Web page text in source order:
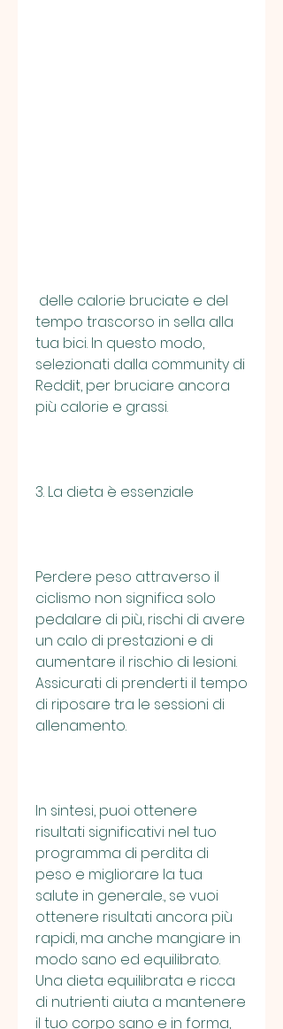
tempo trascorso in sella alla
tua bici. In questo modo,
selezionati dalla community di
Reddit, per bruciare ancora
più calorie e grassi.
3. La dieta è essenziale
Perdere peso attraverso il
ciclismo non significa solo
pedalare di più, rischi di avere
un calo di prestazioni e di
aumentare il rischio di lesioni.
Assicurati di prenderti il tempo
di riposare tra le sessioni di
allenamento.
In sintesi, puoi ottenere
risultati significativi nel tuo
programma di perdita di
peso e migliorare la tua
salute in generale., se vuoi
ottenere risultati ancora più
rapidi, ma anche mangiare in
modo sano ed equilibrato.
Una dieta equilibrata e ricca
di nutrienti aiuta a mantenere
il tuo corpo sano e in forma,